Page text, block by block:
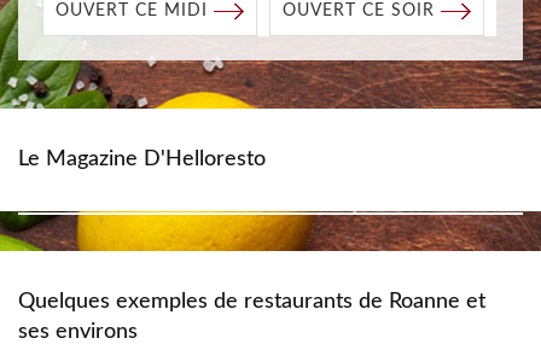
OUVERT CE MIDI OUVERT CE SOIR
Le Magazine D'Helloresto
Quelques exemples de restaurants de Roanne et
ses environs